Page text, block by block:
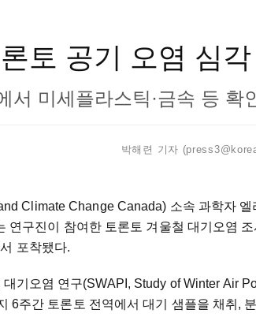
토 공기 오염 심각
서 미세플라스틱·금속 등 확
박해련 기자
Climate Change Canada) 소속 과학자
연구진이 참여한 토론토 겨울철 대기오염
포착됐다.
기오염 연구(SWAPI, Study of Winter Air
6주간 토론토 전역에서 대기 샘플을 채취,